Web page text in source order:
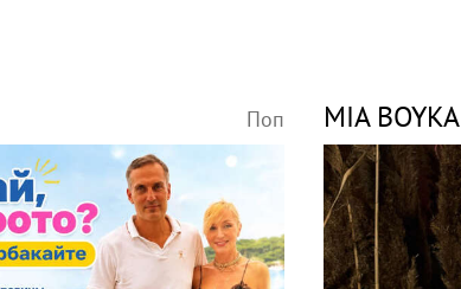
Поп MIA BOYKA